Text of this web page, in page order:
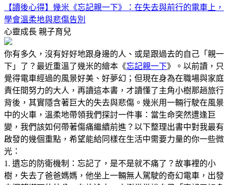
【讀後心得】幾米《忘記親一下》：在失去與前行的電車上，
學會溫柔地與悲傷告別
心靈成長 親子育兒
你有多久，沒有好好地跟身邊的人、或是跟過去的自己「親一
下」了？最近重溫了幾米的繪本《忘記親一下》。以前讀，只
覺得電車經過的風景好美、好夢幻；但現在身為在職場與家庭
責任間努力的大人，再讀這本書，才讀懂了主角小樹那趟旅行
背後，其實隱含著巨大的失去與悲傷。幾米用一輛行駛在風景
中的火車，溫柔地帶領我們探討一件事：當生命突然遭逢巨
變，我們該如何帶著傷痛繼續前進？以下整理出書中對我最有
啟發的幾個重點，希望能給同樣在生活中需要力量的你一些微
光：
1. 遺忘的防衛機制：忘記了，是不是就不痛了？故事裡的小
樹，失去了爸爸媽媽，他坐上一輛無人駕駛的奇幻電車，出發